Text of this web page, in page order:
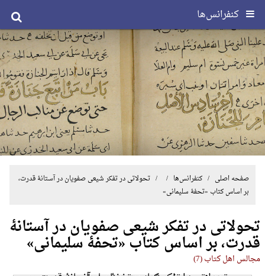
کنفرانس‌ها
صفحه اصلی /کنفرانس‌ها / / تحولاتی در تفکر شیعی صفویان در آستانۀ قدرت،
بر اساس کتاب «تحفۀ سلیمانی»
تحولاتی در تفکر شیعی صفویان در آستانۀ
قدرت، بر اساس کتاب «تحفۀ سلیمانی»
مجالس اهل کتاب (7)